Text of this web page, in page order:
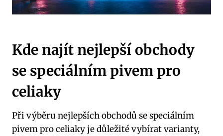
Kde najít nejlepší obchody
se speciálním pivem pro
celiaky
Při výběru nejlepších obchodů se speciálním
pivem pro celiaky je důležité vybírat varianty,